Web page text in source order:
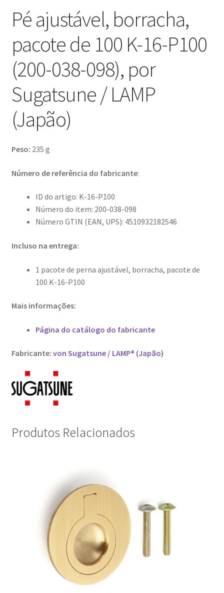
Pé ajustável, borracha,
pacote de 100 K-16-P100
(200-038-098), por
Sugatsune / LAMP
(Japão)
Peso: 235 g
Número de referência do fabricante:
ID do artigo: K-16-P100
Número do item: 200-038-098
Número GTIN (EAN, UPS): 4510932182546
Incluso na entrega:
1 pacote de perna ajustável, borracha, pacote de
100 K-16-P100
Mais informações:
Página do catálogo do fabricante
Fabricante: von Sugatsune / LAMP® (Japão)
Produtos Relacionados